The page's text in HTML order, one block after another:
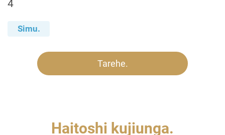
4
Simu.
Tarehe.
Haitoshi kujiunga.